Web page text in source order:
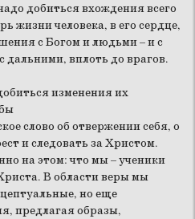
добиться вхождения всего
жизни человека, в его сердце,
с Богом и людьми – и с
вплоть до врагов.
изменения их
слово об отвержении себя, о
и следовать за Христом.
на этом: что мы – ученики
В области веры мы
но еще
предлагая образы,